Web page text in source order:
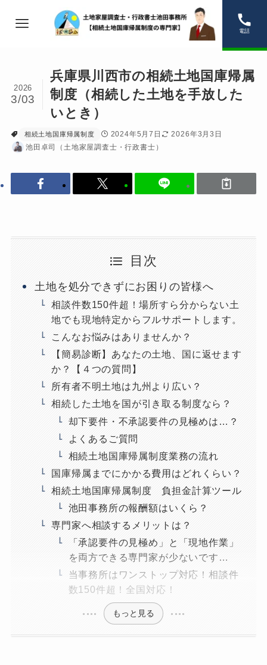
電話
兵庫県川西市の相続土地国庫帰属
制度（相続した土地を手放した
いとき）
2026
3/03
相続土地国庫帰属制度 2024年5月7日
2026年3月3日
池田卓司（土地家屋調査士・行政書士）
目次
土地を処分できずにお困りの皆様へ
相談件数150件超！場所すら分からない土
地でも現地特定からフルサポートします。
こんなお悩みはありませんか？
【簡易診断】あなたの土地、国に返せます
か？【４つの質問】
所有者不明土地は九州より広い？
相続した土地を国が引き取る制度なら？
却下要件・不承認要件の見極めは…？
よくあるご質問
相続土地国庫帰属制度業務の流れ
国庫帰属までにかかる費用はどれくらい？
相続土地国庫帰属制度 負担金計算ツール
池田事務所の報酬額はいくら？
専門家へ相談するメリットは？
「承認要件の見極め」と「現地作業」
を両方できる専門家が少ないです…
当事務所はワンストップ対応！相談件
数150件超！全国対応！
もっと見る